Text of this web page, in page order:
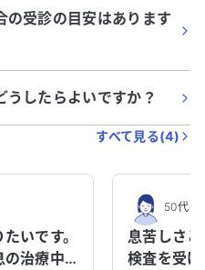
の受診の目安はあります
したらよいですか？
すべて見る(4)
いです。
の治療中
50代・
息苦しさ
検査を受